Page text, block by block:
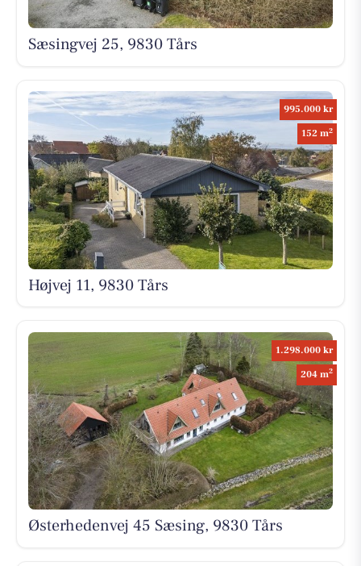
Sæsingvej 25, 9830 Tårs
995.000 kr
152 m2
Højvej 11, 9830 Tårs
1.298.000 kr
204 m2
Østerhedenvej 45 Sæsing, 9830 Tårs